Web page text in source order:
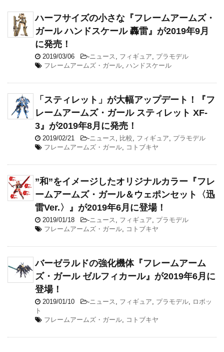
ハーフサイズの小さな『フレームアームズ・
ガール ハンドスケール 轟雷』が2019年9月
に発売！
2019/03/06 -ニュース , フィギュア, プラモデル
フレームアームズ・ガール, ハンドスケール
「スティレット」が大幅アップデート！『フ
レームアームズ・ガール スティレット XF-
3』が2019年8月に発売！
2019/02/21 -ニュース , 比較, フィギュア, プラモデル
フレームアームズ・ガール, コトブキヤ
”和”をイメージしたオリジナルカラー『フレ
ームアームズ・ガール＆ウェポンセット〈迅
雷Ver.〉』が2019年6月に登場！
2019/01/18 -ニュース , フィギュア, プラモデル
フレームアームズ・ガール, コトブキヤ
バーゼラルドの強化機体『フレームアーム
ズ・ガール ゼルフィカール』が2019年6月に
登場！
2019/01/10 -ニュース , フィギュア, プラモデル, ロボッ
ト
フレームアームズ・ガール, コトブキヤ